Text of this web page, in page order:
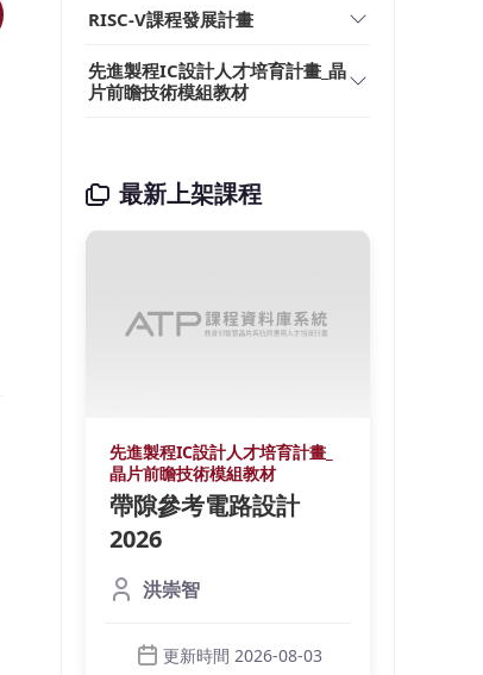
RISC-V課程發展計畫
先進製程IC設計人才培育計畫_晶
片前瞻技術模組教材
最新上架課程
先進製程IC設計人才培育計畫_
晶片前瞻技術模組教材
帶隙參考電路設計
2026
洪崇智
更新時間 2026-08-03